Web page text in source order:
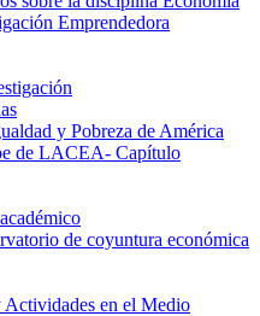
Emprendedora
y Pobreza de América
de LACEA- Capítulo
de coyuntura económica
en el Medio